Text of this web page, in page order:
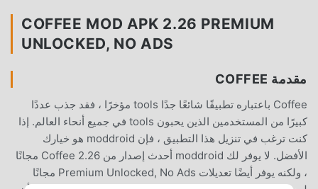
COFFEE MOD APK 2.26 PREMIUM
UNLOCKED, NO ADS
مقدمة COFFEE
Coffee باعتباره تطبيقًا شائعًا جدًا tools مؤخرًا ، فقد جذب عددًا
كبيرًا من المستخدمين الذين يحبون tools في جميع أنحاء العالم. إذا
كنت ترغب في تنزيل هذا التطبيق ، فإن moddroid هو خيارك
الأفضل. لا يوفر لك moddroid أحدث إصدار من Coffee 2.26 مجانًا
، ولكنه يوفر أيضًا تعديلات Premium Unlocked, No Ads مجانًا